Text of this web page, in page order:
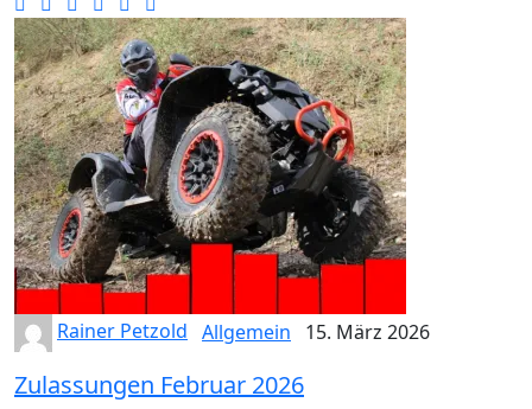
Rainer Petzold Allgemein 15. März 2026
Zulassungen Februar 2026